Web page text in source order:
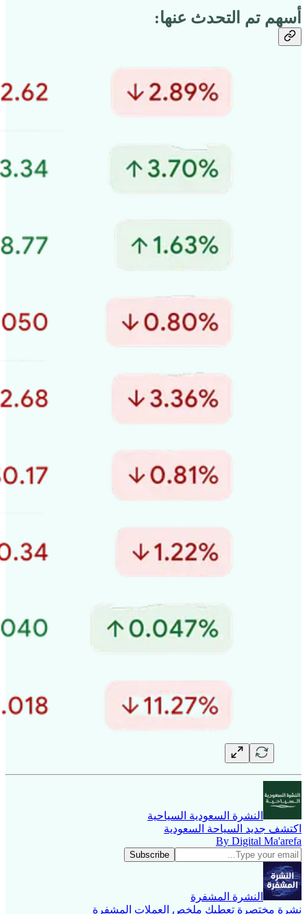
أسهم تم التحدث عنها:
النشرة السعودية السياحية
اكتشف جديد السياحة السعودية
By Digital Ma'arefa
النشرة المشفرة
نشرة مختصرة تعطيك ملخص العملات المشفرة